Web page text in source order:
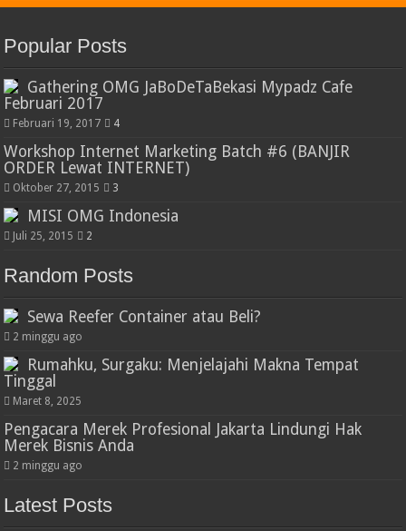
Popular Posts
Gathering OMG JaBoDeTaBekasi Mypadz Cafe
Februari 2017
Februari 19, 2017 4
Workshop Internet Marketing Batch #6 (BANJIR
ORDER Lewat INTERNET)
Oktober 27, 2015 3
MISI OMG Indonesia
Juli 25, 2015 2
Random Posts
Sewa Reefer Container atau Beli?
2 minggu ago
Rumahku, Surgaku: Menjelajahi Makna Tempat
Tinggal
Maret 8, 2025
Pengacara Merek Profesional Jakarta Lindungi Hak
Merek Bisnis Anda
2 minggu ago
Latest Posts